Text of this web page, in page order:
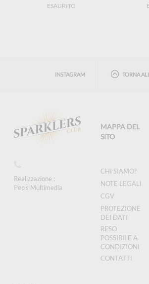
ESAURITO
INSTAGRAM TORNA
Realizzazione :
Pep's Multimedia
MAPPA DEL
SITO
CHI SIAMO?
NOTE LEGALI
CGV
PROTEZIONE
DEI DATI
RESO
POSSIBILE A
CONDIZIONI
CONTATTI